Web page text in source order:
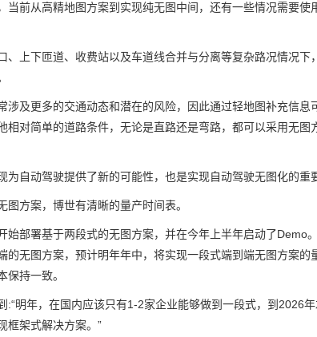
当前从高精地图方案到实现纯无图中间，还有一些情况需要使
、上下匝道、收费站以及车道线合并与分离等复杂路况情况下
涉及更多的交通动态和潜在的风险，因此通过轻地图补充信息
相对简单的道路条件，无论是直路还是弯路，都可以采用无图
为自动驾驶提供了新的可能性，也是实现自动驾驶无图化的重
图方案，博世有清晰的量产时间表。
始部署基于两段式的无图方案，并在今年上半年启动了Demo
的无图方案，预计明年年中，将实现一段式端到端无图方案的
保持一致。
:“明年，在国内应该只有1-2家企业能够做到一段式，到2026
框架式解决方案。”